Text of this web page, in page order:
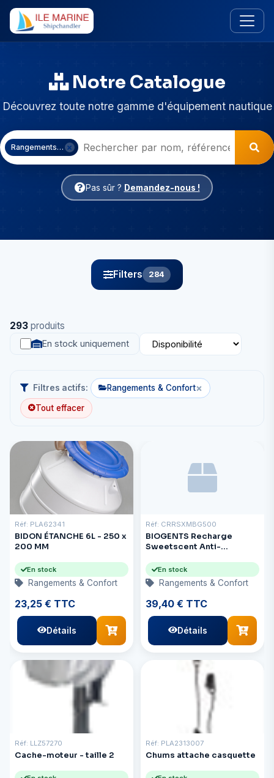
Notre Catalogue
Découvrez toute notre gamme d'équipement nautique
Rangements & Confort
Pas sûr ? Demandez-nous !
Filters 284
293 produits
En stock uniquement
Filtres actifs: Rangements & Confort×
Tout effacer
Réf: PLA62341
BIDON ÉTANCHE 6L - 250 x
200 MM
En stock
Rangements & Confort
23,25 € TTC
Détails
Réf: CRRSXMBG500
BIOGENTS Recharge
Sweetscent Anti-
appareils Mosquito
En stock
Rangements & Confort
39,40 € TTC
Détails
Réf: LLZ57270
Cache-moteur - taille 2
Réf: PLA2313007
Chums attache casquette